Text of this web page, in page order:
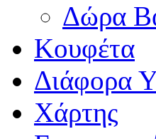
Δώρα
Κουφέτα
Διάφορα
Χάρτης